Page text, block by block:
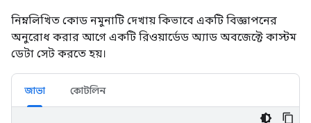
নিম্নলিখিত কোড নমুনাটি দেখায় কিভাবে একটি বিজ্ঞাপনের
অনুরোধ করার আগে একটি রিওয়ার্ডেড অ্যাড অবজেক্টে কাস্টম
ডেটা সেট করতে হয়।
জাভা কোটলিন